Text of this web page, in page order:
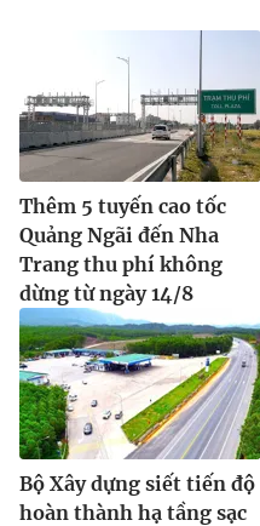
Thêm 5 tuyến cao tốc
Quảng Ngãi đến Nha
Trang thu phí không
dừng từ ngày 14/8
Bộ Xây dựng siết tiến độ
hoàn thành hạ tầng sạc